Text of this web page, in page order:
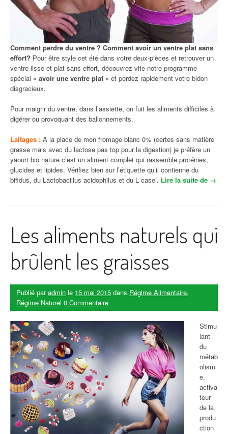
Comment perdre du ventre ? Comment avoir un ventre plat sans
effort? Pour être style cet été dans votre deux-pièces et retrouver un
ventre lisse et plat sans effort, découvrez-vite notre programme
spécial « avoir une ventre plat » et perdez rapidement votre bidon
disgracieux.
Pour maigrir du ventre, dans l’assiette, on fuit les aliments difficiles à
digérer ou provoquant des ballonnements.
Laitages : A la place de mon fromage blanc 0% (certes sans matière
grasse mais avec du lactose pas top pour la digestion) je préfère un
yaourt bio nature c’est un aliment complet qui rassemble protéines,
glucides et lipides. Vérifiez bien sur l’étiquette qu’il contienne du
bifidus, du Lactobacillus acidophilus et du L casei. Lire la suite de « Co
ventr
e plat
→
Les aliments naturels qui
brûlent les graisses
Publié paradmin le 15 mai 2015 dans Régime Alimentaire,
Régime Naturel 0 Commentaire
Stimu
lant
du
métab
olism
e,
activa
teur
de la
produ
ction